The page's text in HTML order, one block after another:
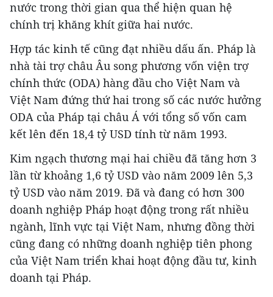
nước trong thời gian qua thể hiện quan hệ
chính trị khăng khít giữa hai nước.
Hợp tác kinh tế cũng đạt nhiều dấu ấn. Pháp là
nhà tài trợ châu Âu song phương vốn viện trợ
chính thức (ODA) hàng đầu cho Việt Nam và
Việt Nam đứng thứ hai trong số các nước hưởng
ODA của Pháp tại châu Á với tổng số vốn cam
kết lên đến 18,4 tỷ USD tính từ năm 1993.
Kim ngạch thương mại hai chiều đã tăng hơn 3
lần từ khoảng 1,6 tỷ USD vào năm 2009 lên 5,3
tỷ USD vào năm 2019. Đã và đang có hơn 300
doanh nghiệp Pháp hoạt động trong rất nhiều
ngành, lĩnh vực tại Việt Nam, nhưng đồng thời
cũng đang có những doanh nghiệp tiên phong
của Việt Nam triển khai hoạt động đầu tư, kinh
doanh tại Pháp.